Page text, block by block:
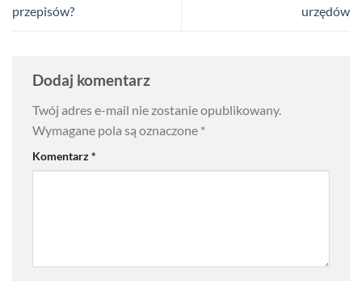
przepisów?
urzędów
Dodaj komentarz
Twój adres e-mail nie zostanie opublikowany.
Wymagane pola są oznaczone *
Komentarz*